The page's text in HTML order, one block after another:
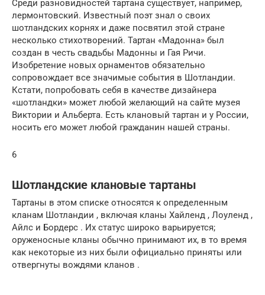
Среди разновидностей тартана существует, например,
лермонтовский. Известный поэт знал о своих
шотландских корнях и даже посвятил этой стране
несколько стихотворений. Тартан «Мадонна» был
создан в честь свадьбы Мадонны и Гая Ричи.
Изобретение новых орнаментов обязательно
сопровождает все значимые события в Шотландии.
Кстати, попробовать себя в качестве дизайнера
«шотландки» может любой желающий на сайте музея
Виктории и Альберта. Есть клановый тартан и у России,
носить его может любой гражданин нашей страны.
6
Шотландские клановые тартаны
Тартаны в этом списке относятся к определенным
кланам Шотландии , включая кланы Хайленд , Лоуленд ,
Айлс и Бордерс . Их статус широко варьируется;
оруженосные кланы обычно принимают их, в то время
как некоторые из них были официально приняты или
отвергнуты вождями кланов .